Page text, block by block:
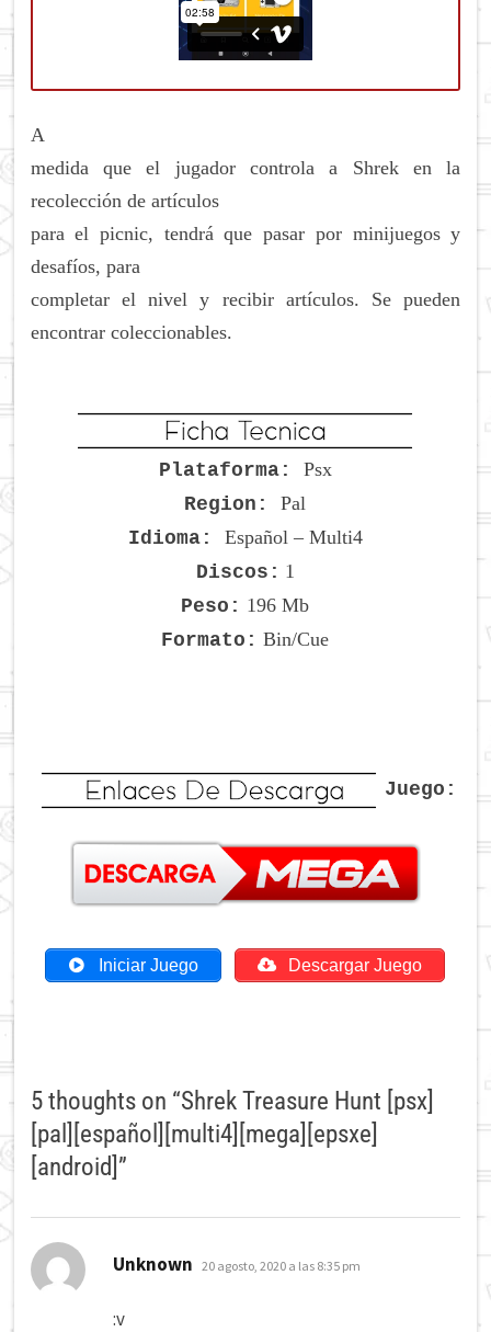
A
medida que el jugador controla a Shrek en la
recolección de artículos
para el picnic, tendrá que pasar por minijuegos y
desafíos, para
completar el nivel y recibir artículos.
Se pueden
encontrar coleccionables.
Plataforma: Psx
Region:Pal
Idioma: Español – Multi4
Discos: 1
Peso: 196 Mb
Formato: Bin/Cue
Juego:
Iniciar Juego Descargar Juego
5 thoughts on “Shrek Treasure Hunt [psx]
[pal][español][multi4][mega][epsxe]
[android]”
Unknown dice:
20 agosto, 2020 a las 8:35 pm
:v